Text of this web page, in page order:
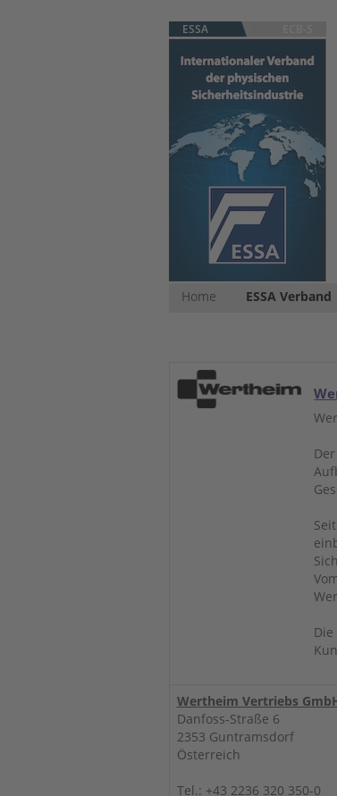
ESSA
Home ESSA Verband
Wertheim Vertriebs
Danfoss-Straße 6
2353 Guntramsdorf
Österreich
Tel.: +43 2236 320 350-0